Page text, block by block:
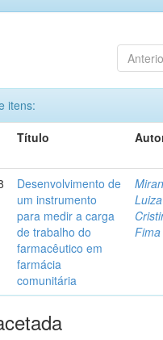
itens:
Título
Desenvolvimento de
um instrumento
para medir a carga
de trabalho do
farmacêutico em
farmácia
comunitária
Luiza